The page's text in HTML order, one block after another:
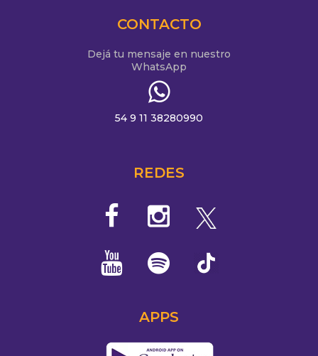
CONTACTO
Dejá tu mensaje en nuestro
WhatsApp
54 9 11 38280990
REDES
APPS